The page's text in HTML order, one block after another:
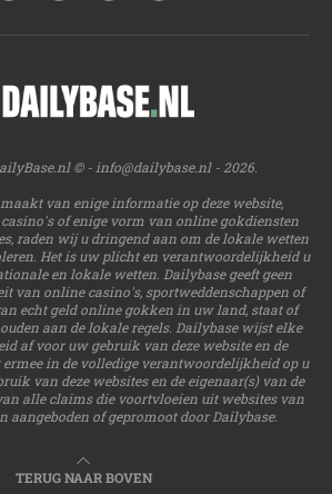
© - info@dailybase.nl- 2026.
van enige informatie op deze website,
of enige vorm van online gokdiensten
raden wij u dringend aan om de lokale wetten
Het is uw plicht en verantwoordelijkheid u
en lokale wetten. Dailybase geeft geen
van online casino's, sportweddenschappen of
echt geld online gokken in uw land, staat of
aan de lokale regels. Dailybase wijst elke
af voor uw gebruik van deze website en de
in de volledige verantwoordelijkheid op u
van deze websites en de eigenaar(s) van de
alle claims die voortvloeien uit websites van
aangeboden of gepromoot door Dailybase.
TERUG NAAR BOVEN